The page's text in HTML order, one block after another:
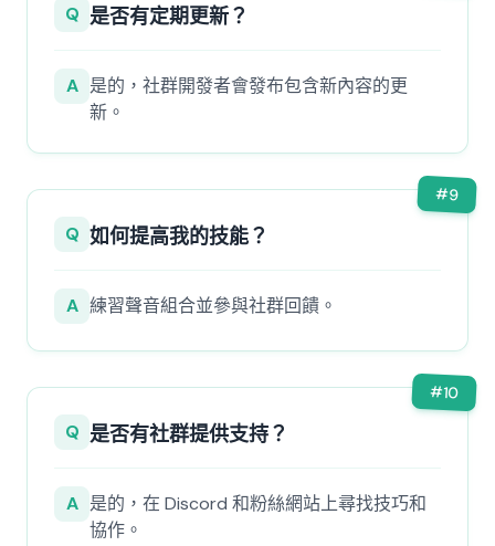
Q 是否有定期更新？
A 是的，社群開發者會發布包含新內容的更
新。
#9
Q 如何提高我的技能？
A 練習聲音組合並參與社群回饋。
#10
Q 是否有社群提供支持？
A 是的，在 Discord 和粉絲網站上尋找技巧和
協作。